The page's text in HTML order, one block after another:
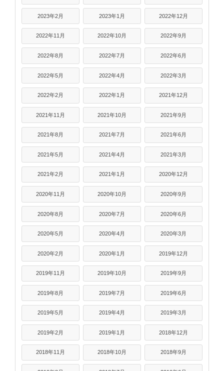
2023年2月 2023年1月 2022年12月
2022年11月 2022年10月 2022年9月
2022年8月 2022年7月 2022年6月
2022年5月 2022年4月 2022年3月
2022年2月 2022年1月 2021年12月
2021年11月 2021年10月 2021年9月
2021年8月 2021年7月 2021年6月
2021年5月 2021年4月 2021年3月
2021年2月 2021年1月 2020年12月
2020年11月 2020年10月 2020年9月
2020年8月 2020年7月 2020年6月
2020年5月 2020年4月 2020年3月
2020年2月 2020年1月 2019年12月
2019年11月 2019年10月 2019年9月
2019年8月 2019年7月 2019年6月
2019年5月 2019年4月 2019年3月
2019年2月 2019年1月 2018年12月
2018年11月 2018年10月 2018年9月